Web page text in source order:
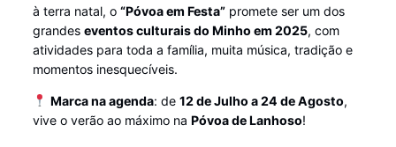
à terra natal, o “Póvoa em Festa”promete ser um dos
grandes eventos culturais do Minho em 2025, com
atividades para toda a família, muita música, tradição e
momentos inesquecíveis.
Marca na agenda: de 12 de Julho a 24 de Agosto,
vive o verão ao máximo na Póvoa de Lanhoso!